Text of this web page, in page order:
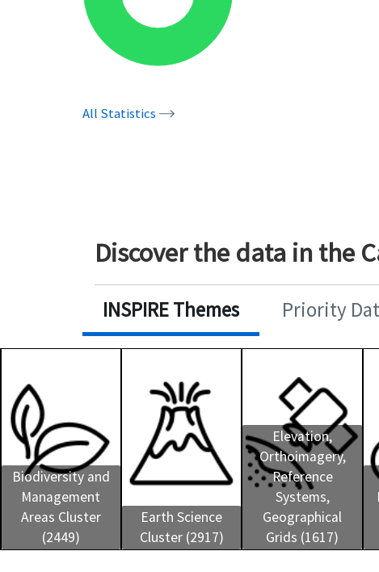
All Statistics
Discover the data in the
INSPIRE Themes Priority
Biodiversity and
Management
Areas Cluster
(2449)
Earth Science
Cluster (2917)
Elevation,
Orthoimagery,
Reference
Systems,
Geographical
Grids (1617)